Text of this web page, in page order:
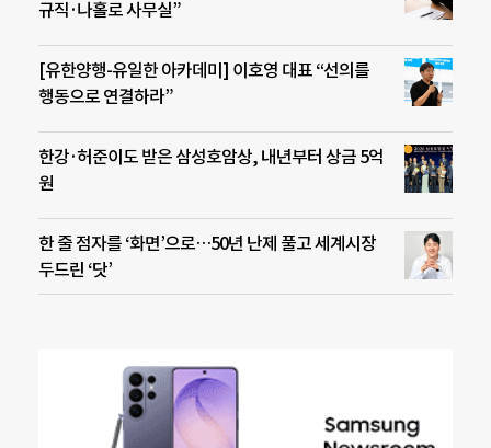
규직·나홀로 사무실”
[유한양행-유일한 아카데미] 이호영 대표 “선의를
행동으로 연결하라”
한강·허준이도 받은 삼성호암상, 내년부터 상금 5억
원
한 줄 점자를 ‘화면’으로…50년 난제 풀고 세계시장
두드린 ‘닷’